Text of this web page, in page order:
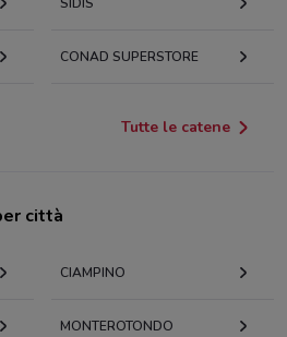
SIDIS
CONAD SUPERSTORE
Tutte le catene
città
CIAMPINO
MONTEROTONDO